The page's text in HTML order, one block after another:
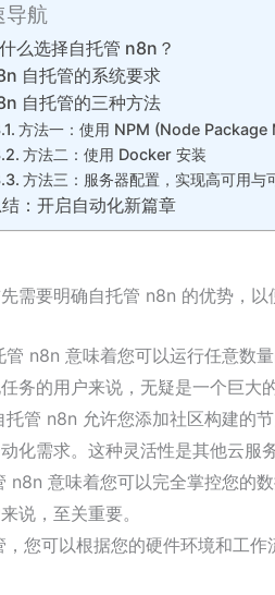
导航
么选择自托管 n8n？
自托管的系统要求
自托管的三种方法
方法一：使用 NPM (Node Package
方法二：使用 Docker 安装
方法三：服务器配置，实现高可用与
：开启自动化新篇章
需要明确自托管 n8n 的优势，以
管 n8n 意味着您可以运行任意数
务的用户来说，无疑是一个巨大的
托管 n8n 允许您添加社区构建的
化需求。这种灵活性是其他云服
n8n 意味着您可以完全掌控您的
说，至关重要。
，您可以根据您的硬件环境和工